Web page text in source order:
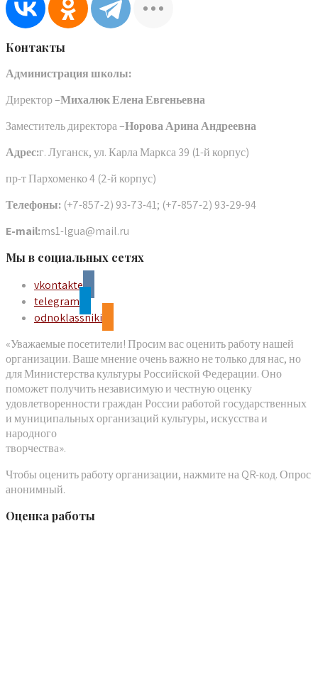
Контакты
Администрация школы:
Директор –Михалюк Елена Евгеньевна
Заместитель директора –Норова Арина Андреевна
Адрес:г. Луганск, ул. Карла Маркса 39 (1-й корпус)
пр-т Пархоменко 4 (2-й корпус)
Телефоны: (+7-857-2) 93-73-41; (+7-857-2) 93-29-94
E-mail:ms1-lgua@mail.ru
Мы в социальных сетях
vkontakte
telegram
odnoklassniki
«Уважаемые посетители! Просим вас оценить работу нашей
организации. Ваше мнение очень важно не только для нас, но
для Министерства культуры Российской Федерации. Оно
поможет получить независимую и честную оценку
удовлетворенности граждан России работой государственных
и муниципальных организаций культуры, искусства и
народного
творчества».
Чтобы оценить работу организации, нажмите на QR-код. Опрос
анонимный.
Оценка работы